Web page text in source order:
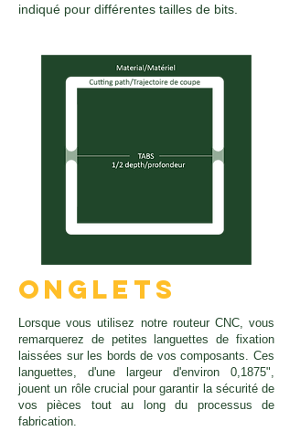
indiqué pour différentes tailles de bits.
Onglets
Lorsque vous utilisez notre routeur CNC, vous
remarquerez de petites languettes de fixation
laissées sur les bords de vos composants. Ces
languettes, d'une largeur d'environ 0,1875",
jouent un rôle crucial pour garantir la sécurité de
vos pièces tout au long du processus de
fabrication.